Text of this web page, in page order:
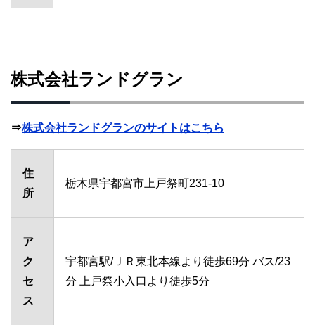
株式会社ランドグラン
⇒株式会社ランドグランのサイトはこちら
住
所
栃木県宇都宮市上戸祭町231-10
ア
ク
セ
ス
宇都宮駅/ＪＲ東北本線より徒歩69分 バス/23
分 上戸祭小入口より徒歩5分